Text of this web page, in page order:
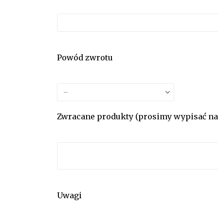
Powód zwrotu
Zwracane produkty (prosimy wypisać
Uwagi